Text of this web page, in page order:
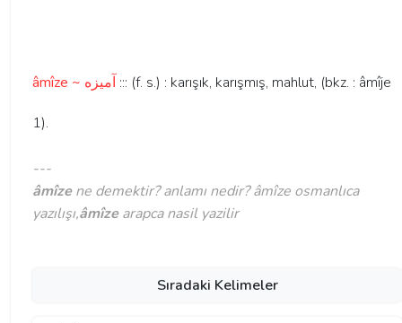
âmîze ~ آميزه ::: (f. s.) : karışık, karışmış, mahlut, (bkz. : âmîje
1).
---
âmîzene demektir? anlamı nedir? âmîze osmanlıca
yazılışı,âmîzearapca nasil yazilir
Sıradaki Kelimeler